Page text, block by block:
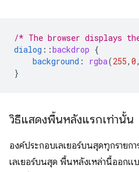
/* The browser displays
dialog ::backdrop {
background : rgba(255, 0,
}
วิธีแสดงพื้นหลังแรกเท่านั้น
องค์ประกอบเลเยอร์บนสุดทุกราย
เลเยอร์บนสุด พื้นหลังเหล่านี้ออก